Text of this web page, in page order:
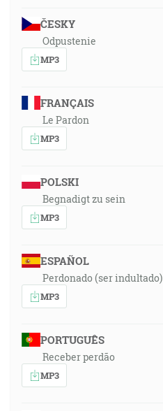
ČESKY
Odpustenie
MP3
FRANÇAIS
Le Pardon
MP3
POLSKI
Begnadigt zu sein
MP3
ESPAÑOL
Perdonado (ser indultado)
MP3
PORTUGUÊS
Receber perdão
MP3